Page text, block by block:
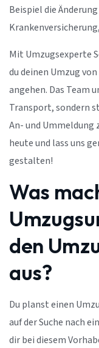
Beispiel die
Mit Umzugsexperte
du deinen Umzug
angehen. Das Team
Transport, sondern
An- und Ummeldung
heute und lass uns
gestalten!
Was
den
aus?
Du planst einen
auf der Suche nach
dir bei diesem